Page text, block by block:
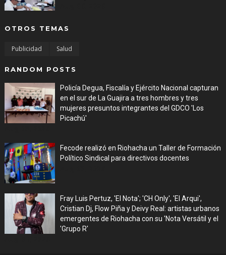
OTROS TEMAS
Publicidad Salud
RANDOM POSTS
Policía Degua, Fiscalía y Ejército Nacional capturan
en el sur de La Guajira a tres hombres y tres
mujeres presuntos integrantes del GDCO 'Los
Picachú'
Fecode realizó en Riohacha un Taller de Formación
Político Sindical para directivos docentes
Fray Luis Pertuz, 'El Nota'; 'CH Only', 'El Arqui',
Cristian Dj, Flow Piña y Deivy Real: artistas urbanos
emergentes de Riohacha con su 'Nota Versátil y el
'Grupo R'